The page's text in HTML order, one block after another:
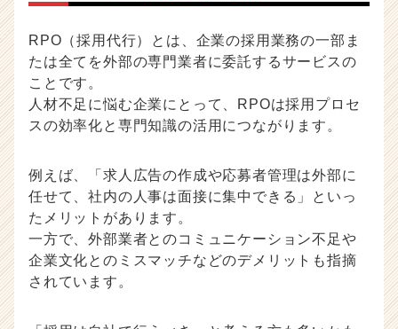
カ
ト
が
く
就
イ
ト
チ
ア
キ
ャ
（C
RPO（採用代行）とは、企業の採用業務の一部ま
たは全てを外部の専門業者に委託するサービスの
ことです。
人材不足に悩む企業にとって、RPOは採用プロセ
スの効率化と専門知識の活用につながります。
例えば、「求人広告の作成や応募者管理は外部に
任せて、社内の人事は面接に集中できる」といっ
たメリットがあります。
一方で、外部業者とのコミュニケーション不足や
企業文化とのミスマッチなどのデメリットも指摘
されています。